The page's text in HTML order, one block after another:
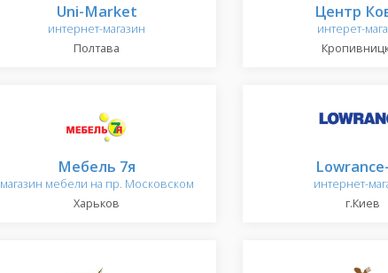
Uni-Market
интернет-магазин
Полтава
Центр
интерет-
Мебель 7я
магазин мебели на пр. Московском
Харьков
интернет-
г.Киев